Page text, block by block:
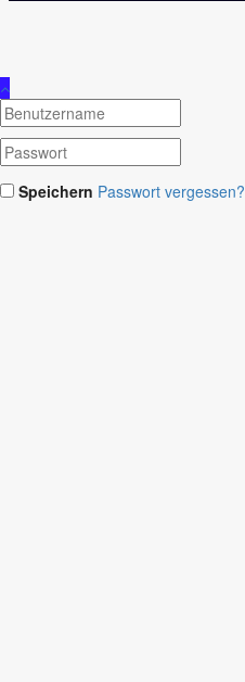
Speichern Passwort vergessen?